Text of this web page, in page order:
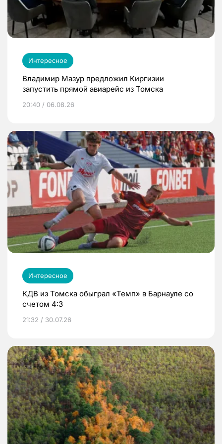
Интересное
Владимир Мазур предложил Киргизии
запустить прямой авиарейс из Томска
20:40 / 06.08.26
Интересное
КДВ из Томска обыграл «Темп» в Барнауле со
счетом 4:3
21:32 / 30.07.26